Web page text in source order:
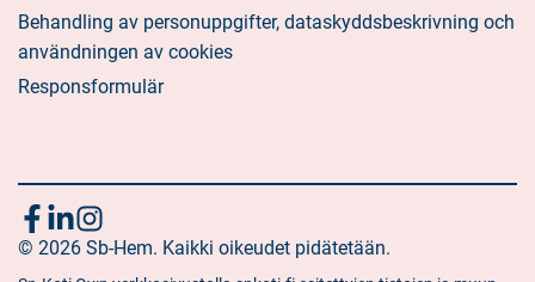
Behandling av personuppgifter, dataskyddsbeskrivning och
användningen av cookies
Responsformulär
Följ
oss
Sociala
media:
Sociala
media:
Sociala
media:
© 2026 Sb-Hem. Kaikki oikeudet pidätetään.